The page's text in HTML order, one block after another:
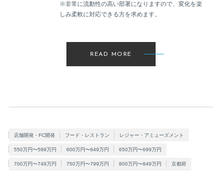
※非常に流動性の高い部署になりますので、変化を楽
しみ柔軟に対応できる方を求めます。
READ MORE
店舗開発・FC開発 フード・レストラン レジャー・アミューズメント
550万円〜599万円 600万円〜649万円 650万円〜699万円
700万円〜749万円 750万円〜799万円 800万円〜849万円 京都府